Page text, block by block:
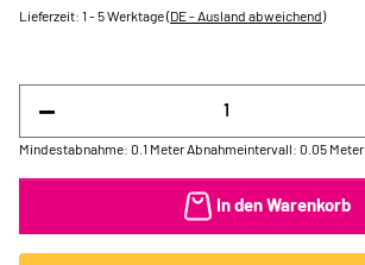
Lieferzeit: 1 - 5 Werktage(DE - Ausland abweichend)
Mindestabnahme: 0.1 Meter Abnahmeintervall: 0.05 Meter
In den Warenkorb